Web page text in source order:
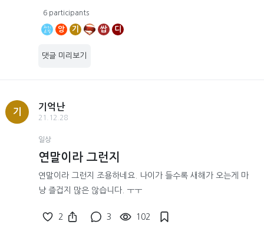
6 participants
앙 기 쌉 디
댓글 미리보기
기
기억난
21.12.28
일상
연말이라 그런지
연말이라 그런지 조용하네요. 나이가 들수록 새해가 오는게 마
냥 즐겁지 많은 않습니다. ㅜㅜ
2 3 102